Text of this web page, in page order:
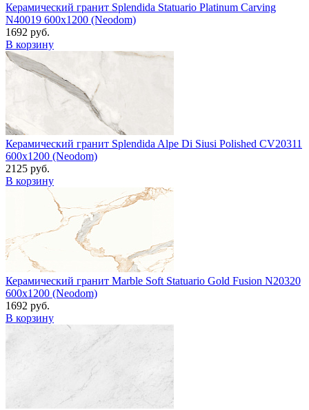
Керамический гранит Splendida Statuario Platinum Carving
N40019 600x1200 (Neodom)
1692 руб.
В корзину
Керамический гранит Splendida Alpe Di Siusi Polished CV20311
600x1200 (Neodom)
2125 руб.
В корзину
Керамический гранит Marble Soft Statuario Gold Fusion N20320
600x1200 (Neodom)
1692 руб.
В корзину